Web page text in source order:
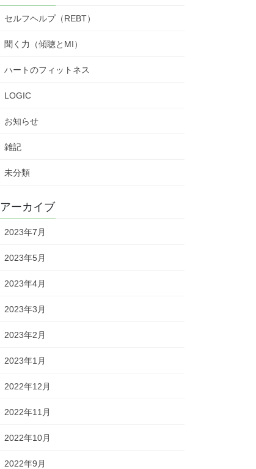
セルフヘルプ（REBT）
聞く力（傾聴とMI）
ハートのフィットネス
LOGIC
お知らせ
雑記
未分類
アーカイブ
2023年7月
2023年5月
2023年4月
2023年3月
2023年2月
2023年1月
2022年12月
2022年11月
2022年10月
2022年9月